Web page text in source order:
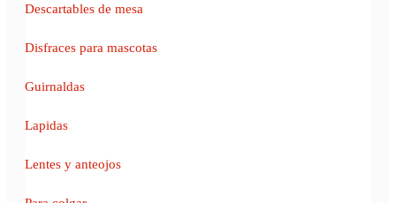
Descartables de mesa
Disfraces para mascotas
Guirnaldas
Lapidas
Lentes y anteojos